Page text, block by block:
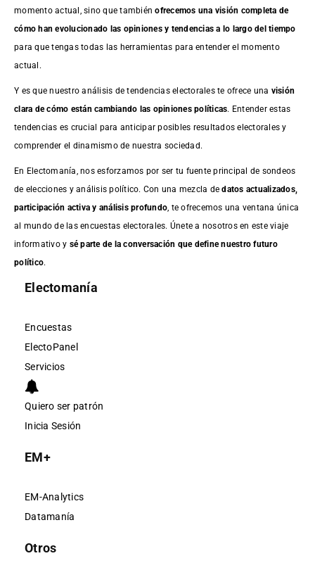
momento actual, sino que tambiénofrecemos una visión completa de
cómo han evolucionado las opiniones y tendencias a lo largo del tiempo
para que tengas todas las herramientas para entender el momento
actual.
Y es que nuestro análisis de tendencias electorales te ofrece una visión
clara de cómo están cambiando las opiniones políticas. Entender estas
tendencias es crucial para anticipar posibles resultados electorales y
comprender el dinamismo de nuestra sociedad.
En Electomanía, nos esforzamos por ser tu fuente principal de sondeos
de elecciones y análisis político. Con una mezcla dedatos actualizados,
participación activa y análisis profundo , te ofrecemos una ventana única
al mundo de las encuestas electorales. Únete a nosotros en este viaje
informativo y sé parte de la conversación que define nuestro futuro
político.
Electomanía
Encuestas
ElectoPanel
Servicios
Quiero ser patrón
Inicia Sesión
EM+
EM-Analytics
Datamanía
Otros